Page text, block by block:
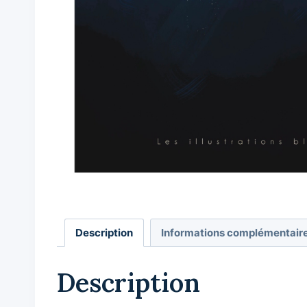
Description Informations
Description